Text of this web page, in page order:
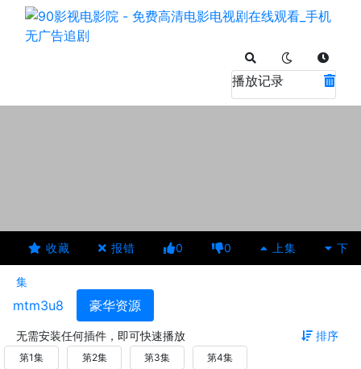
播放记录
收藏 报错 0 0 上集 下
集
mtm3u8 豪华资源
无需安装任何插件，即可快速播放 排序
第1集 第2集 第3集 第4集